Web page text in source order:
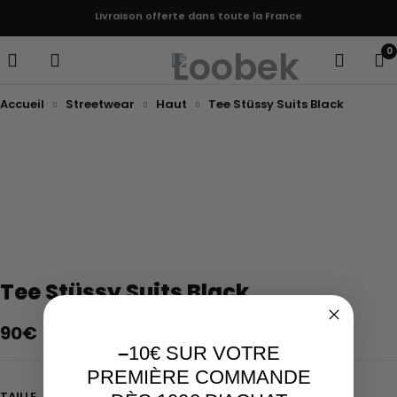
Livraison offerte dans toute la France
0
Accueil Streetwear Haut Tee Stüssy Suits Black
Tee Stüssy Suits Black
90€
–10€ SUR VOTRE
PREMIÈRE COMMANDE